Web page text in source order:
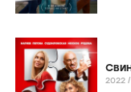
2022 /